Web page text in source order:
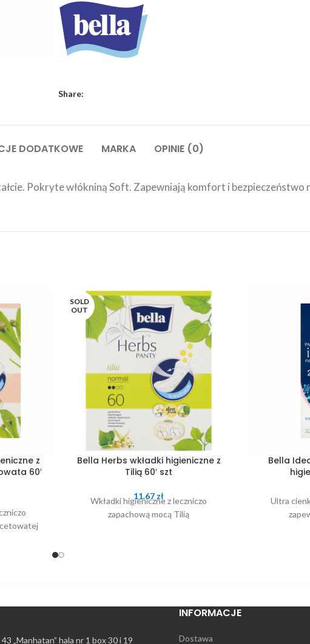
Share:
DODATKOWE MARKA OPINIE (0)
Pokryte włókniną Soft. Zapewniają komfort i bezpieczeństwo
z
60′
SOLD
OUT
Bella Herbs wkładki higieniczne z
Tilią 60′ szt
11.67 zł
Wkładki higieniczne z leczniczo
zapachową mocą Tilią
Bella
Ultra
„Manhatan” hala nr 1 box 30 i 19
INFORMACJE
Dostawa